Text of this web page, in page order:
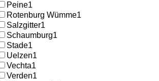
Peine1
Rotenburg Wümme1
Salzgitter1
Schaumburg1
Stade1
Uelzen1
Vechta1
Verden1